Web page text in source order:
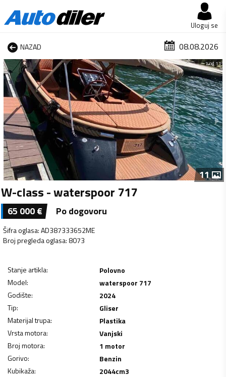
Uloguj se
NAZAD 08.08.2026
1 od 11
11
W-class - waterspoor 717
65 000€ Po dogovoru
Šifra oglasa:AD387333652ME
Broj pregleda oglasa: 8073
Stanje artikla:
Polovno
Model:
waterspoor 717
Godište:
2024
Tip:
Gliser
Materijal trupa:
Plastika
Vrsta motora:
Vanjski
Broj motora:
1 motor
Gorivo:
Benzin
Kubikaža: 2044cm3